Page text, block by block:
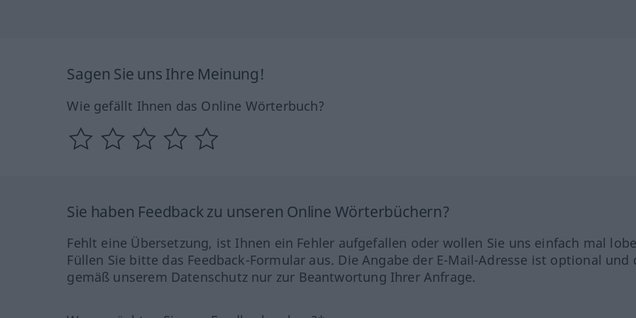
Sagen Sie uns Ihre Meinung!
Wie gefällt Ihnen das Online Wörterbuch?
Sie haben Feedback zu unseren Online Wörterbüchern?
Fehlt eine Übersetzung, ist Ihnen ein Fehler aufgefallen oder wollen Sie uns einfach mal
Füllen Sie bitte das Feedback-Formular aus. Die Angabe der E-Mail-Adresse ist optional und
gemäß unserem Datenschutz nur zur Beantwortung Ihrer Anfrage.